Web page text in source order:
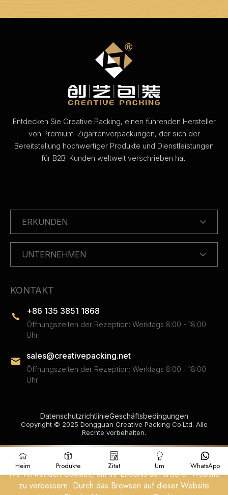
Entdecken Sie Creative Packing, einen führenden Hersteller
von Premium-Zigarrenverpackungen, der sich der
Bereitstellung hochwertiger Produkte und Dienstleistungen
für B2B-Kunden weltweit verschrieben hat.
ERKUNDEN
UNTERNEHMEN
KONTAKT
+86 135 3851 1868
Öffnungszeiten der Rezeption: Werktags 8:00 - 18:00
Uhr
sales@creativepacking.net
Öffnungszeiten der Rezeption: Werktags 8:00 - 18:00
Uhr
Copyright © 2025 Dongguan Creative Packing Co.Ltd. Alle
Rechte vorbehalten.
DatenschutzrichtlinieGeschäftsbedingungen
Heim Produkte Zitat Um WhatsApp
Wir verwenden Cookies, um Ihr Erlebnis auf unserer Website
zu verbessern. Durch das Browsen auf dieser Website